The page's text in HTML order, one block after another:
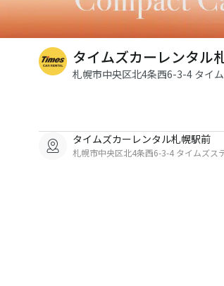
タイムズカーレンタル
札幌市中央区北4条西6-3-4 タイ
タイムズカーレンタル札幌駅前
札幌市中央区北4条西6-3-4 タイムズス